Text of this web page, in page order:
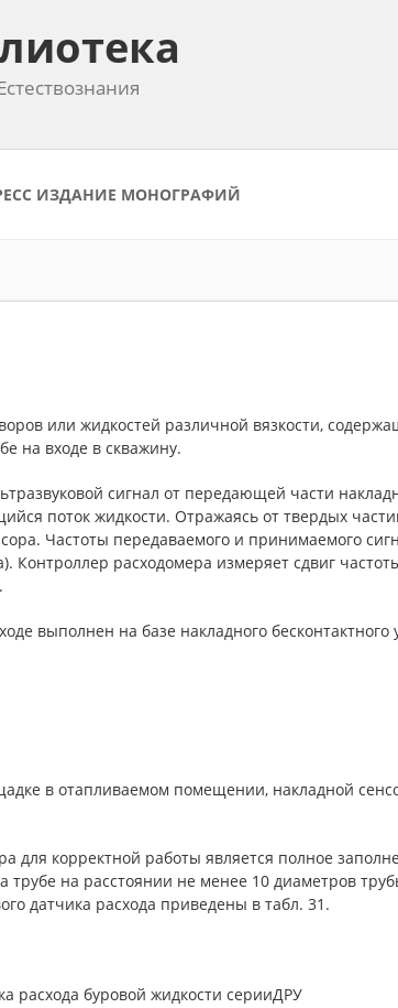
ИЗДАНИЕ МОНОГРАФИЙ
или жидкостей различной вязкости,
на входе в скважину.
сигнал от передающей части
поток жидкости. Отражаясь от твердых
Частоты передаваемого и принимаемого
расходомера измеряет сдвиг
выполнен на базе накладного бесконтактного
в отапливаемом помещении, накладной
для корректной работы является полное
трубе на расстоянии не менее 10 диаметров
датчика расхода приведены в табл. 31.
расхода буровой жидкости серииДРУ